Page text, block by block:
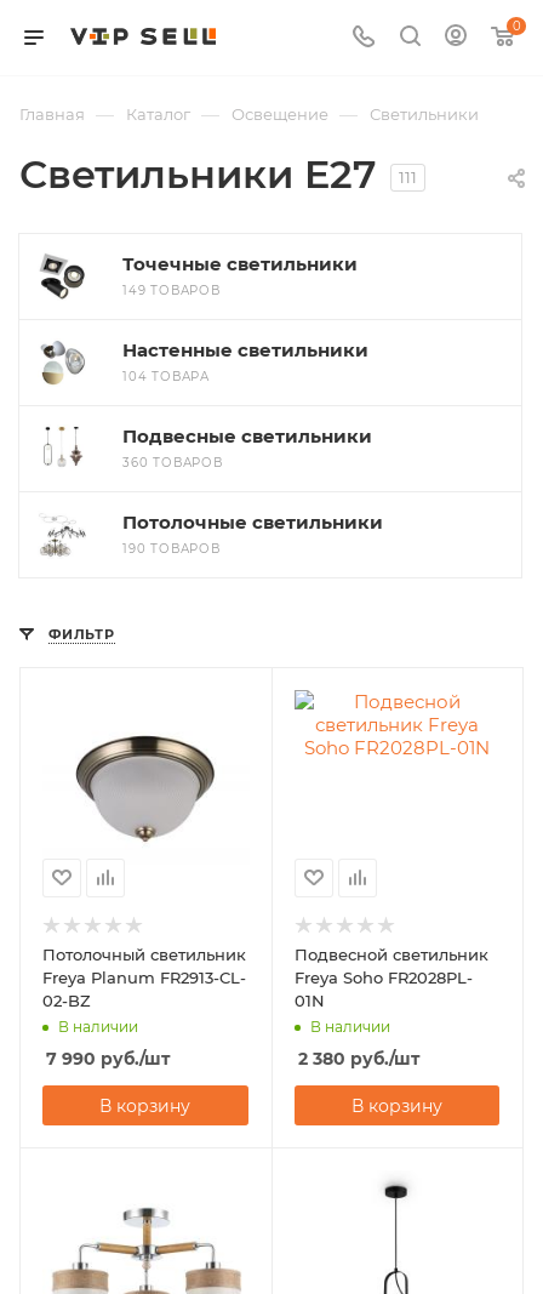
0
Главная — Каталог — Освещение — Светильники
Светильники E27 111
Точечные светильники
149 ТОВАРОВ
Настенные светильники
104 ТОВАРА
Подвесные светильники
360 ТОВАРОВ
Потолочные светильники
190 ТОВАРОВ
ФИЛЬТР
Потолочный светильник
Freya Planum FR2913-CL-
02-BZ
В наличии
7 990 руб./шт
В корзину
Подвесной светильник
Freya Soho FR2028PL-
01N
В наличии
2 380 руб./шт
В корзину